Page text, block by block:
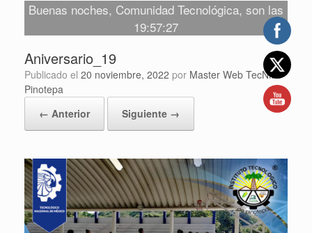
Buenas noches, Comunidad Tecnológica, son las
19:57:27
Aniversario_19
Publicado el 20 noviembre, 2022 por Master Web TecNM
Pinotepa
← Anterior
Siguiente →